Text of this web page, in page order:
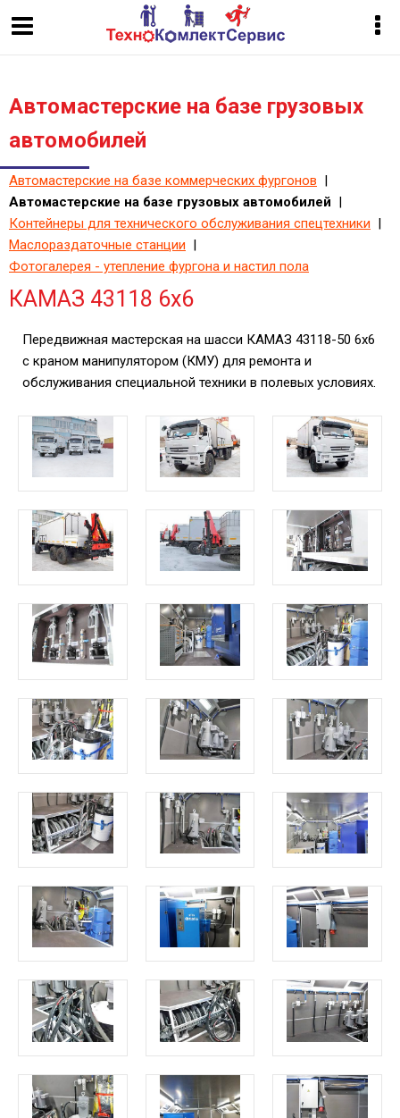
Автомастерские на базе грузовых
автомобилей
Автомастерские на базе коммерческих фургонов |
Автомастерские на базе грузовых автомобилей |
Контейнеры для технического обслуживания спецтехники |
Маслораздаточные станции |
Фотогалерея - утепление фургона и настил пола
КАМАЗ 43118 6х6
Передвижная мастерская на шасси КАМАЗ 43118-50 6х6
с краном манипулятором (КМУ) для ремонта и
обслуживания специальной техники в полевых условиях.